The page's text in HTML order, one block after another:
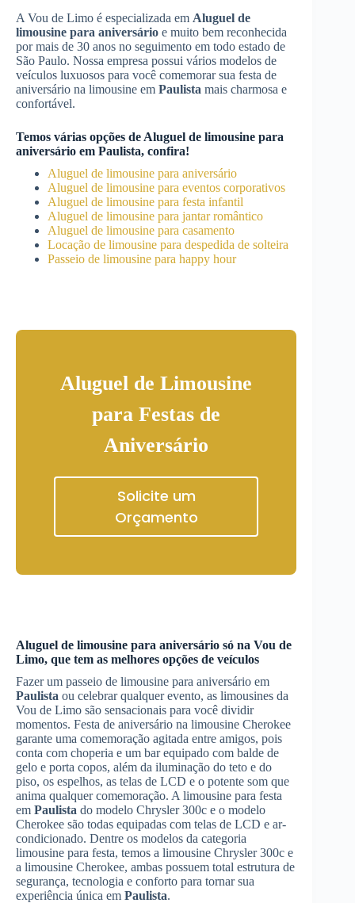
A Vou de Limo é especializada em Aluguel de
limousine para aniversário e muito bem reconhecida
por mais de 30 anos no seguimento em todo estado de
São Paulo. Nossa empresa possui vários modelos de
veículos luxuosos para você comemorar sua festa de
aniversário na limousine em Paulista mais charmosa e
confortável.
Temos várias opções de Aluguel de limousine para
aniversário em Paulista, confira!
Aluguel de limousine para aniversário
Aluguel de limousine para eventos corporativos
Aluguel de limousine para festa infantil
Aluguel de limousine para jantar romântico
Aluguel de limousine para casamento
Locação de limousine para despedida de solteira
Passeio de limousine para happy hour
Aluguel de Limousine
para Festas de
Aniversário
Solicite um
Orçamento
Aluguel de limousine para aniversário só na Vou de
Limo, que tem as melhores opções de veículos
Fazer um passeio de limousine para aniversário em
Paulista ou celebrar qualquer evento, as limousines da
Vou de Limo são sensacionais para você dividir
momentos. Festa de aniversário na limousine Cherokee
garante uma comemoração agitada entre amigos, pois
conta com choperia e um bar equipado com balde de
gelo e porta copos, além da iluminação do teto e do
piso, os espelhos, as telas de LCD e o potente som que
anima qualquer comemoração. A limousine para festa
em Paulista do modelo Chrysler 300c e o modelo
Cherokee são todas equipadas com telas de LCD e ar-
condicionado. Dentre os modelos da categoria
limousine para festa, temos a limousine Chrysler 300c e
a limousine Cherokee, ambas possuem total estrutura de
segurança, tecnologia e conforto para tornar sua
experiência única em Paulista.